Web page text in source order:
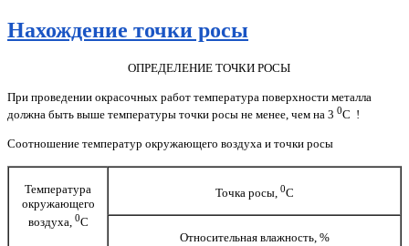
Нахождение точки росы
ОПРЕДЕЛЕНИЕ ТОЧКИ РОСЫ
При проведении окрасочных работ температура поверхности металла
должна быть выше температуры точки росы не менее, чем на 3 0С !
Соотношение температур окружающего воздуха и точки росы
Температура
окружающего
воздуха, 0С
Точка росы, 0С
Относительная влажность, %